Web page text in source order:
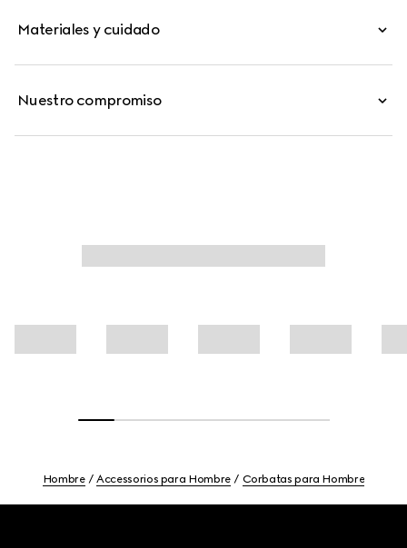
Materiales y cuidado
Nuestro compromiso
Hombre Accessorios para Hombre Corbatas para Hombre